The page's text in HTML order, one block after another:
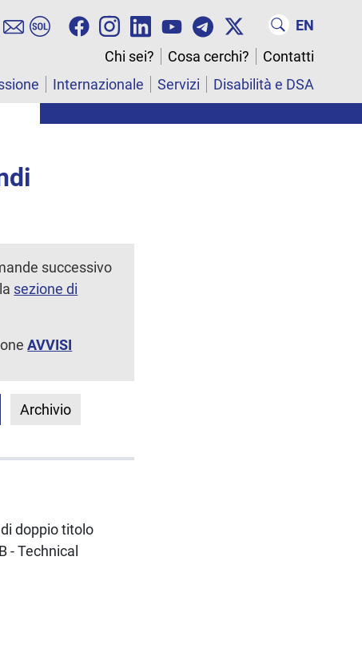
EN
Chi sei?
Cosa cerchi?
Contatti
Internazionale Servizi Disabilità e DSA
successivo
sezione di
AVVISI
Archivio
doppio titolo
- Technical